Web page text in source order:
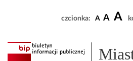
czcionka: A A A